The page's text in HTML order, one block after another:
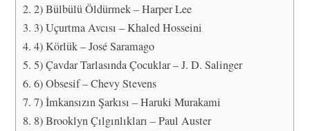
2) Bülbülü Öldürmek – Harper Lee
3) Uçurtma Avcısı – Khaled Hosseini
4) Körlük – José Saramago
5) Çavdar Tarlasında Çocuklar – J. D. Salinger
6) Obsesif – Chevy Stevens
7) İmkansızın Şarkısı – Haruki Murakami
8) Brooklyn Çılgınlıkları – Paul Auster